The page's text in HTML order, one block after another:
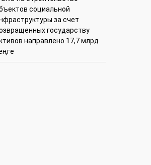
социальной
за счет
государству
направлено 17,7 млрд